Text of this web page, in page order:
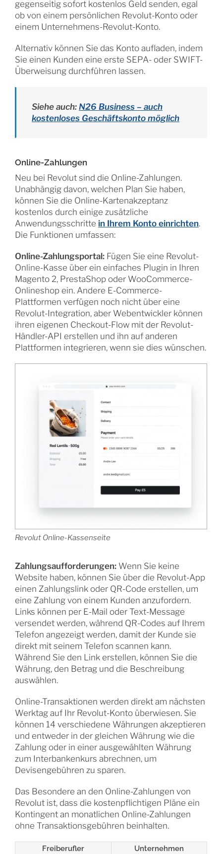
gegenseitig sofort kostenlos Geld senden, egal
ob von einem persönlichen Revolut-Konto oder
einem Unternehmens-Revolut-Konto.
Alternativ können Sie das Konto aufladen, indem
Sie einen Kunden eine erste SEPA- oder SWIFT-
Überweisung durchführen lassen.
Siehe auch: N26 Business – auch
kostenloses Geschäftskonto möglich
Online-Zahlungen
Neu bei Revolut sind die Online-Zahlungen.
Unabhängig davon, welchen Plan Sie haben,
können Sie die Online-Kartenakzeptanz
kostenlos durch einige zusätzliche
Anwendungsschritte in Ihrem Konto einrichten.
Die Funktionen umfassen:
Online-Zahlungsportal:Fügen Sie eine Revolut-
Online-Kasse über ein einfaches Plugin in Ihren
Magento 2, PrestaShop oder WooCommerce-
Onlineshop ein. Andere E-Commerce-
Plattformen verfügen noch nicht über eine
Revolut-Integration, aber Webentwickler können
ihren eigenen Checkout-Flow mit der Revolut-
Händler-API erstellen und ihn auf anderen
Plattformen integrieren, wenn sie dies wünschen.
Revolut Online-Kassenseite
Zahlungsaufforderungen:Wenn Sie keine
Website haben, können Sie über die Revolut-App
einen Zahlungslink oder QR-Code erstellen, um
eine Zahlung von einem Kunden anzufordern.
Links können per E-Mail oder Text-Message
versendet werden, während QR-Codes auf Ihrem
Telefon angezeigt werden, damit der Kunde sie
direkt mit seinem Telefon scannen kann.
Während Sie den Link erstellen, können Sie die
Währung, den Betrag und die Beschreibung
auswählen.
Online-Transaktionen werden direkt am nächsten
Werktag auf Ihr Revolut-Konto überwiesen. Sie
können 14 verschiedene Währungen akzeptieren
und entweder in der gleichen Währung wie die
Zahlung oder in einer ausgewählten Währung
zum Interbankenkurs abrechnen, um
Devisengebühren zu sparen.
Das Besondere an den Online-Zahlungen von
Revolut ist, dass die kostenpflichtigen Pläne ein
Kontingent an monatlichen Online-Zahlungen
ohne Transaktionsgebühren beinhalten.
Freiberufler Unternehmen